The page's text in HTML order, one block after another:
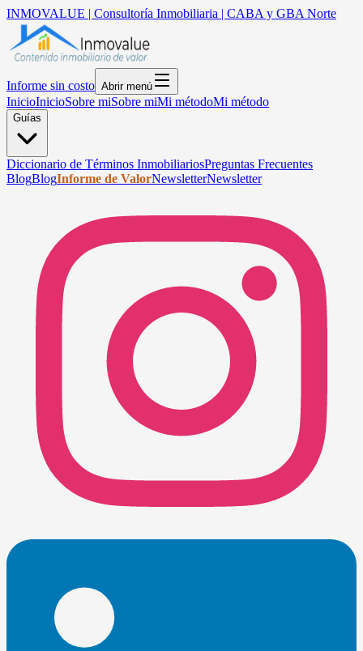
INMOVALUE | Consultoría Inmobiliaria | CABA y GBA Norte
Informe sin costo Abrir menú
InicioInicioSobre miSobre miMi métodoMi método
Guías
Diccionario de Términos InmobiliariosPreguntas Frecuentes
BlogBlogInforme de ValorNewsletterNewsletter